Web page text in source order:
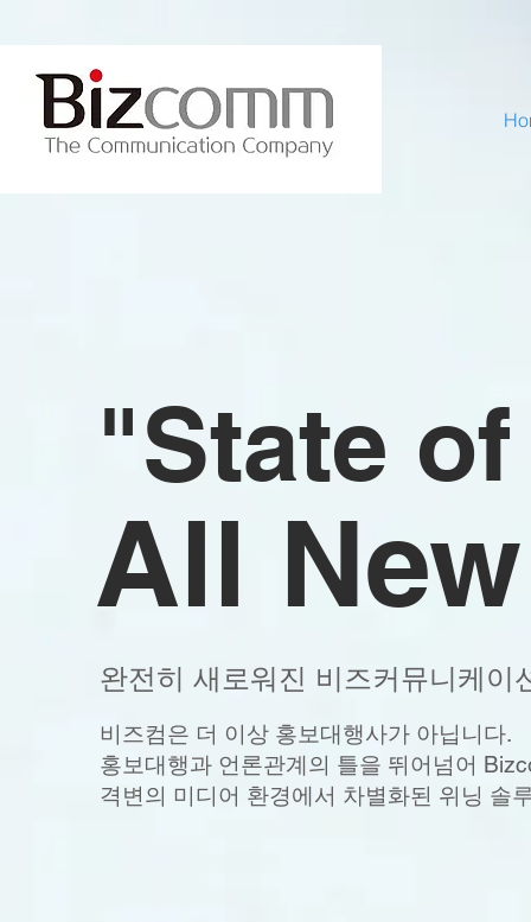
​"State
All
완전히 새로워진 비즈커뮤니케이
​비즈컴은 더 이상 홍보대행사가 아닙니다.
홍보대행과 언론관계의 틀을 뛰어넘어
격변의 미디어 환경에서 차별화된 위닝 솔